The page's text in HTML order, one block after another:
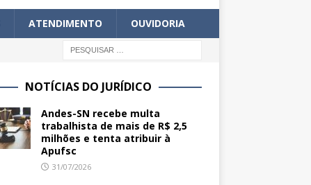
ATENDIMENTO OUVIDORIA
NOTÍCIAS DO JURÍDICO
Andes-SN recebe multa
trabalhista de mais de R$ 2,5
milhões e tenta atribuir à
Apufsc
31/07/2026